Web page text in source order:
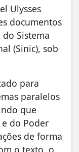
Ulysses
documentos
Sistema
(Sinic), sob
para
paralelos
que
do Poder
de forma
o texto, o